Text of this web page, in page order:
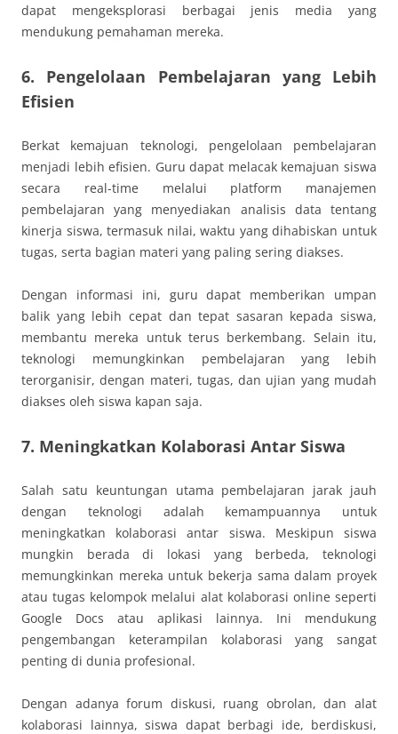
dapat mengeksplorasi berbagai jenis media yang
mendukung pemahaman mereka.
6. Pengelolaan Pembelajaran yang Lebih
Efisien
Berkat kemajuan teknologi, pengelolaan pembelajaran
menjadi lebih efisien. Guru dapat melacak kemajuan siswa
secara real-time melalui platform manajemen
pembelajaran yang menyediakan analisis data tentang
kinerja siswa, termasuk nilai, waktu yang dihabiskan untuk
tugas, serta bagian materi yang paling sering diakses.
Dengan informasi ini, guru dapat memberikan umpan
balik yang lebih cepat dan tepat sasaran kepada siswa,
membantu mereka untuk terus berkembang. Selain itu,
teknologi memungkinkan pembelajaran yang lebih
terorganisir, dengan materi, tugas, dan ujian yang mudah
diakses oleh siswa kapan saja.
7. Meningkatkan Kolaborasi Antar Siswa
Salah satu keuntungan utama pembelajaran jarak jauh
dengan teknologi adalah kemampuannya untuk
meningkatkan kolaborasi antar siswa. Meskipun siswa
mungkin berada di lokasi yang berbeda, teknologi
memungkinkan mereka untuk bekerja sama dalam proyek
atau tugas kelompok melalui alat kolaborasi online seperti
Google Docs atau aplikasi lainnya. Ini mendukung
pengembangan keterampilan kolaborasi yang sangat
penting di dunia profesional.
Dengan adanya forum diskusi, ruang obrolan, dan alat
kolaborasi lainnya, siswa dapat berbagi ide, berdiskusi,